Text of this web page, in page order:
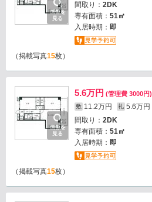
画像を
見る
間取り： 2DK
専有面積： 51㎡
入居時期： 即
（掲載写真15枚）
画像を
見る
5.6万円 (管理費 3000円)
敷 11.2万円 礼 5.6万円
間取り： 2DK
専有面積： 51㎡
入居時期： 即
（掲載写真15枚）